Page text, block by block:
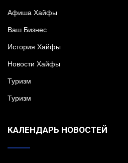
Афиша Хайфы
Ваш Бизнес
История Хайфы
Новости Хайфы
Туризм
Туризм
КАЛЕНДАРЬ НОВОСТЕЙ